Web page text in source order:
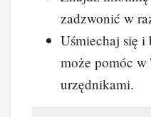
zadzwonić w
Uśmiechaj się i
może pomóc
urzędnikami.